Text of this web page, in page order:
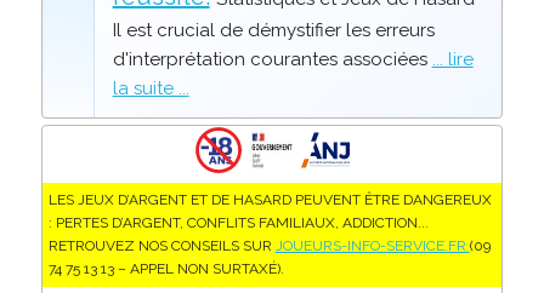
Il est crucial de démystifier les erreurs
d'interprétation courantes associées
... lire
la suite ...
LES JEUX D’ARGENT ET DE HASARD PEUVENT ÊTRE DANGEREUX
: PERTES D’ARGENT, CONFLITS FAMILIAUX, ADDICTION...
RETROUVEZ NOS CONSEILS SUR JOUEURS-INFO-SERVICE.FR (09
74 75 13 13 – APPEL NON SURTAXÉ).